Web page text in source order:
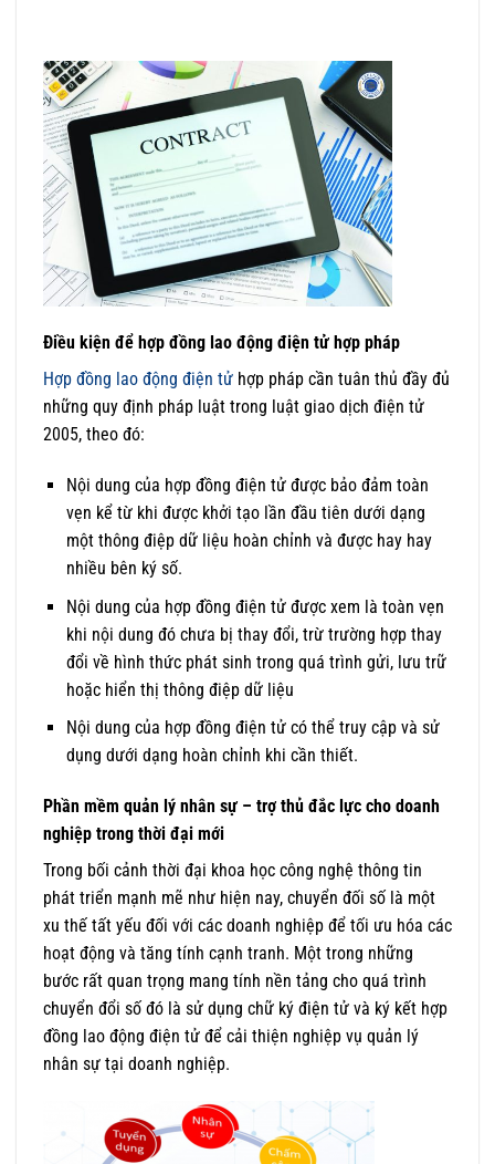
Điều kiện để hợp đồng lao động điện tử hợp pháp
Hợp đồng lao động điện tử hợp pháp cần tuân thủ đầy đủ
những quy định pháp luật trong luật giao dịch điện tử
2005, theo đó:
Nội dung của hợp đồng điện tử được bảo đảm toàn
vẹn kể từ khi được khởi tạo lần đầu tiên dưới dạng
một thông điệp dữ liệu hoàn chỉnh và được hay hay
nhiều bên ký số.
Nội dung của hợp đồng điện tử được xem là toàn vẹn
khi nội dung đó chưa bị thay đổi, trừ trường hợp thay
đổi về hình thức phát sinh trong quá trình gửi, lưu trữ
hoặc hiển thị thông điệp dữ liệu
Nội dung của hợp đồng điện tử có thể truy cập và sử
dụng dưới dạng hoàn chỉnh khi cần thiết.
Phần mềm quản lý nhân sự – trợ thủ đắc lực cho doanh
nghiệp trong thời đại mới
Trong bối cảnh thời đại khoa học công nghệ thông tin
phát triển mạnh mẽ như hiện nay, chuyển đối số là một
xu thế tất yếu đối với các doanh nghiệp để tối ưu hóa các
hoạt động và tăng tính cạnh tranh. Một trong những
bước rất quan trọng mang tính nền tảng cho quá trình
chuyển đổi số đó là sử dụng chữ ký điện tử và ký kết hợp
đồng lao động điện tử để cải thiện nghiệp vụ quản lý
nhân sự tại doanh nghiệp.